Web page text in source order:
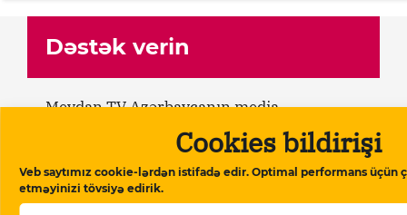
Cookies bildirişi
Veb saytımız cookie-lərdən istifadə edir. Optimal performans üçün
etməyinizi tövsiyə edirik.
Dəstək verin
Meydan TV Azərbaycanın media
məkanındakı alternativ səsidir! İşimizin
davamlı olması üçün sizin də köməyinizə
ehtiyacımız var. Meydan TV-yə aylıq və ya
birdəfəlik yardımlarla dəstək olun.